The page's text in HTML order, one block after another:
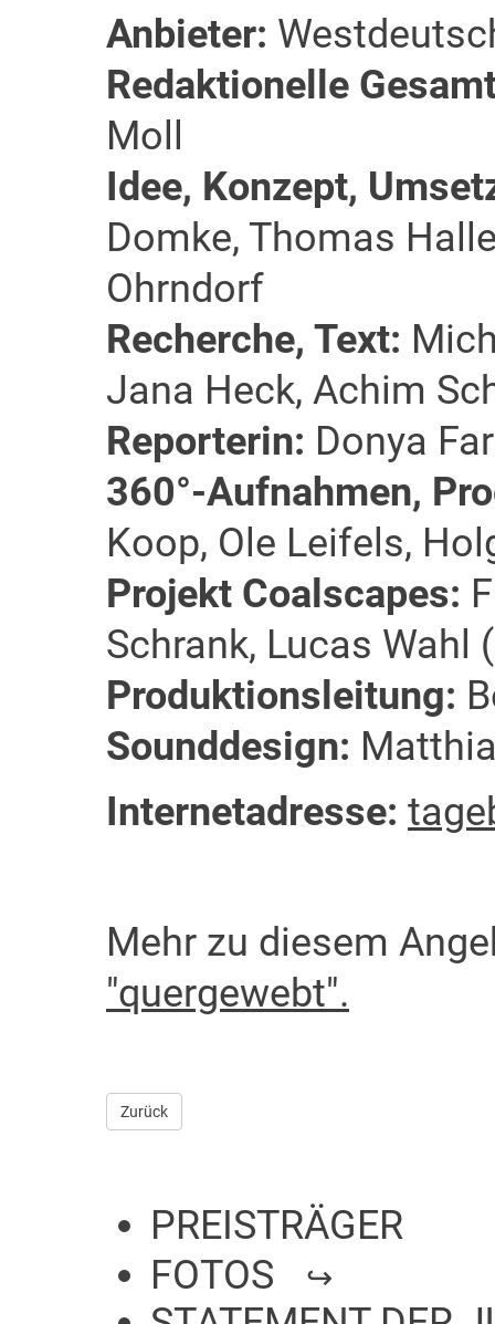
Anbieter:
Redaktionelle
Moll
Idee, Konzept,
Domke, Thomas
Ohrndorf
Recherche, Text:
Jana Heck, Achim
Reporterin: Donya
360°-Aufnahmen,
Koop, Ole Leifels,
Projekt Coalscapes:
Schrank, Lucas Wahl
Produktionsleitung:
Sounddesign:
Internetadresse:
Mehr zu diesem
"quergewebt".
Zurück
PREISTRÄGER
FOTOS